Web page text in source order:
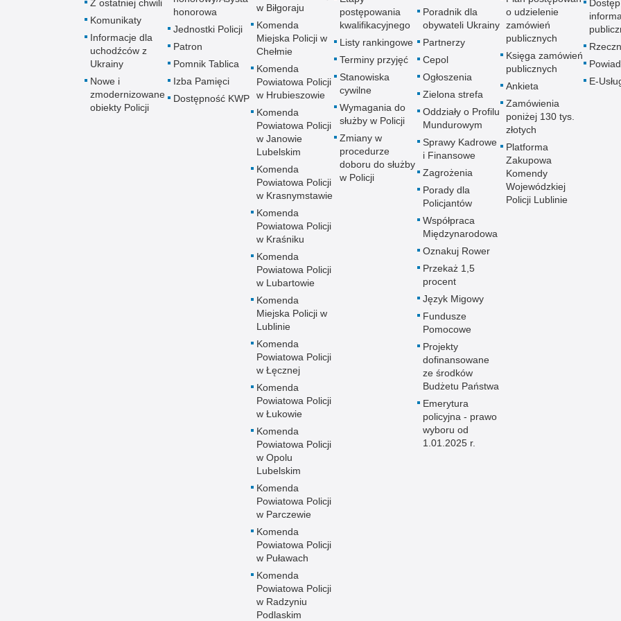
Z ostatniej chwili
Komunikaty
Informacje dla
uchodźców z
Ukrainy
Nowe i
zmodernizowane
obiekty Policji
honorowa
Jednostki Policji
Patron
Pomnik Tablica
Izba Pamięci
Dostępność KWP
w Biłgoraju
Komenda
Miejska Policji w
Chełmie
Komenda
Powiatowa Policji
w Hrubieszowie
Komenda
Powiatowa Policji
w Janowie
Lubelskim
Komenda
Powiatowa Policji
w Krasnymstawie
Komenda
Powiatowa Policji
w Kraśniku
Komenda
Powiatowa Policji
w Lubartowie
Komenda
Miejska Policji w
Lublinie
Komenda
Powiatowa Policji
w Łęcznej
Komenda
Powiatowa Policji
w Łukowie
Komenda
Powiatowa Policji
w Opolu
Lubelskim
Komenda
Powiatowa Policji
w Parczewie
Komenda
Powiatowa Policji
w Puławach
Komenda
Powiatowa Policji
w Radzyniu
Podlaskim
postępowania
kwalifikacyjnego
Listy rankingowe
Terminy przyjęć
Stanowiska
cywilne
Wymagania do
służby w Policji
Zmiany w
procedurze
doboru do służby
w Policji
Poradnik dla
obywateli Ukrainy
Partnerzy
Cepol
Ogłoszenia
Zielona strefa
Oddziały o Profilu
Mundurowym
Sprawy Kadrowe
i Finansowe
Zagrożenia
Porady dla
Policjantów
Współpraca
Międzynarodowa
Oznakuj Rower
Przekaż 1,5
procent
Język Migowy
Fundusze
Pomocowe
Projekty
dofinansowane
ze środków
Budżetu Państwa
Emerytura
policyjna - prawo
wyboru od
1.01.2025 r.
o udzielenie
zamówień
publicznych
Księga zamówień
publicznych
Ankieta
Zamówienia
poniżej 130 tys.
złotych
Platforma
Zakupowa
Komendy
Wojewódzkiej
Policji Lublinie
E-